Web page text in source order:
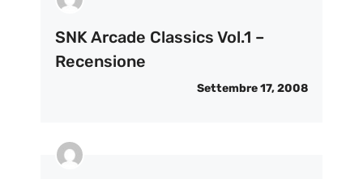
SNK Arcade Classics Vol.1 –
Recensione
Settembre 17, 2008